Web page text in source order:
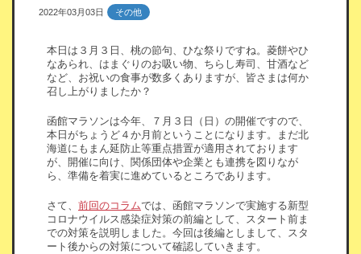
2022年03月03日 その他
本日は３月３日、桃の節句、ひな祭りですね。菱餅やひ
なあられ、はまぐりのお吸い物、ちらし寿司、甘酒など
など、お祝いの食事が数多くありますが、皆さまは何か
召し上がりましたか？
函館マラソンは今年、７月３日（日）の開催ですので、
本日がちょうど４か月前ということになります。まだ北
海道にもまん延防止等重点措置が適用されております
が、開催に向け、関係団体や企業とも連携を図りなが
ら、準備を着実に進めているところであります。
さて、 前回のコラムでは、函館マラソンで実施する新型
コロナウイルス感染症対策の前編として、スタート前ま
での対策を説明しました。今回は後編としまして、スタ
ート後からの対策について確認していきます。